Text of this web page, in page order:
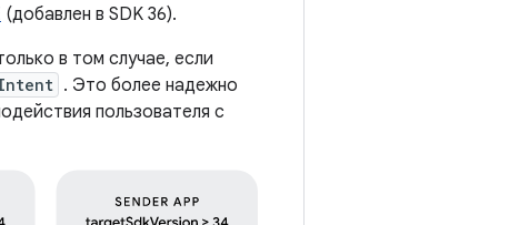
(добавлен в SDK 36).
в том случае, если
. Это более надежно
пользователя с